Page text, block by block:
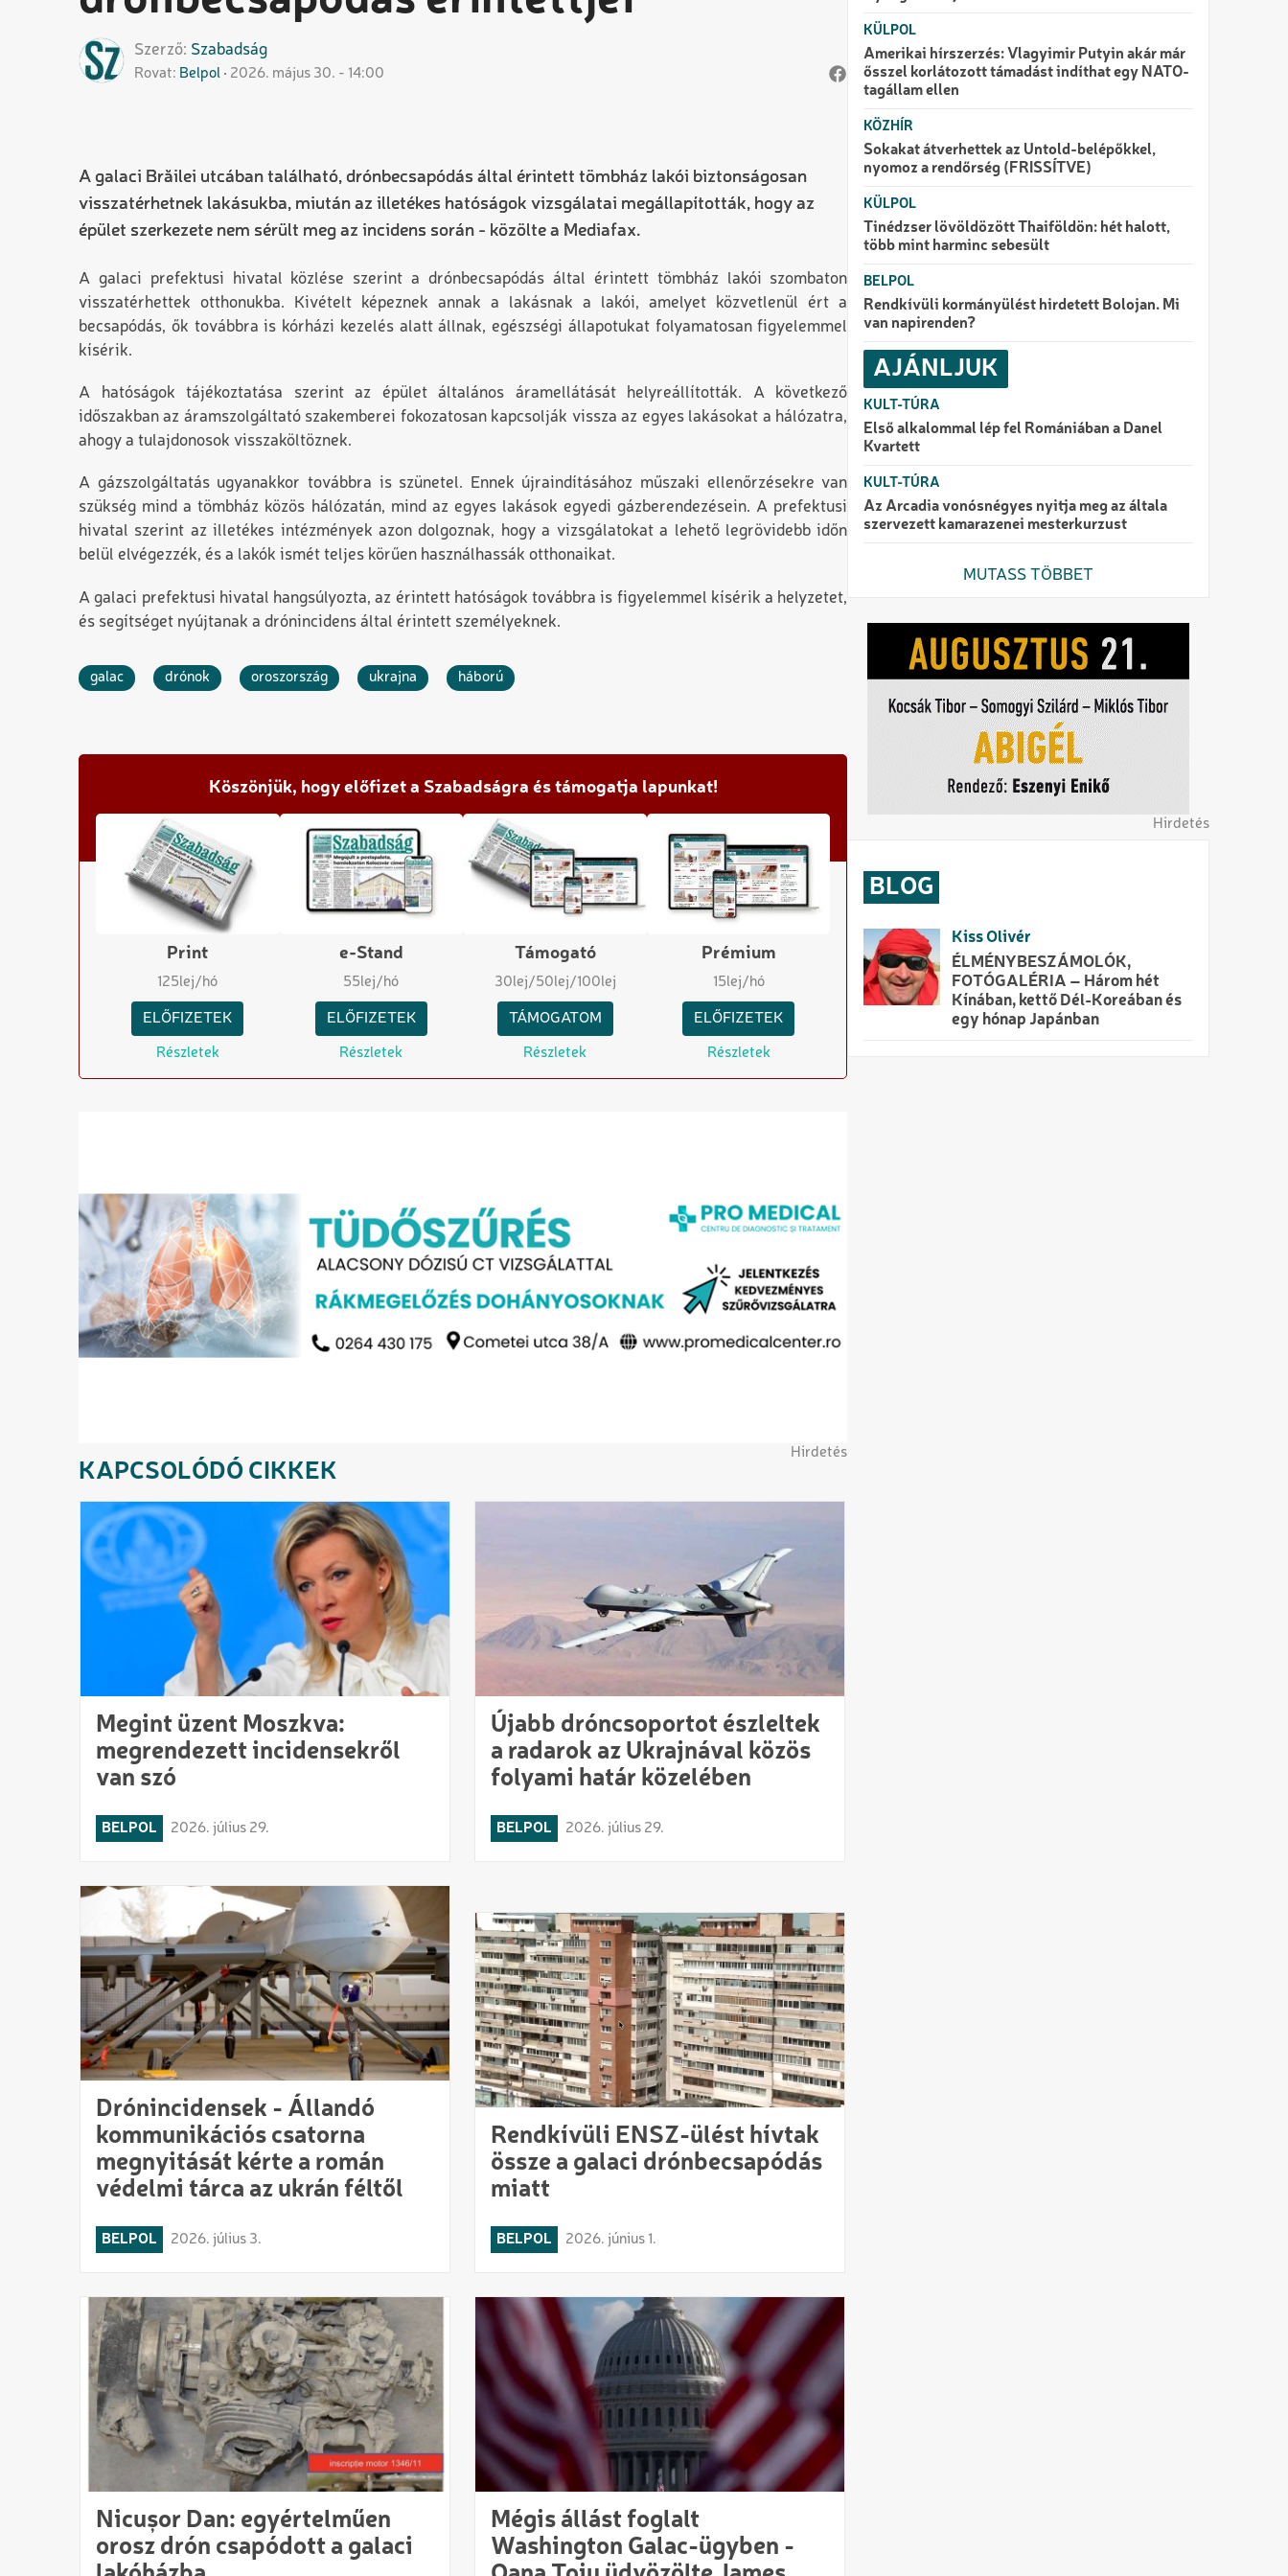
Szerző Szabadság
Rovat Belpol 2026. május 30. - 14:00
A galaci Brăilei utcában található, drónbecsapódás által érintett tömbház lakói biztonságosan
visszatérhetnek lakásukba, miután az illetékes hatóságok vizsgálatai megállapították, hogy az
épület szerkezete nem sérült meg az incidens során - közölte a Mediafax.
A galaci prefektusi hivatal közlése szerint a drónbecsapódás által érintett tömbház lakói szombaton
visszatérhettek otthonukba. Kivételt képeznek annak a lakásnak a lakói, amelyet közvetlenül ért a
becsapódás, ők továbbra is kórházi kezelés alatt állnak, egészségi állapotukat folyamatosan figyelemmel
kísérik.
A hatóságok tájékoztatása szerint az épület általános áramellátását helyreállították. A következő
időszakban az áramszolgáltató szakemberei fokozatosan kapcsolják vissza az egyes lakásokat a hálózatra,
ahogy a tulajdonosok visszaköltöznek.
A gázszolgáltatás ugyanakkor továbbra is szünetel. Ennek újraindításához műszaki ellenőrzésekre van
szükség mind a tömbház közös hálózatán, mind az egyes lakások egyedi gázberendezésein. A prefektusi
hivatal szerint az illetékes intézmények azon dolgoznak, hogy a vizsgálatokat a lehető legrövidebb időn
belül elvégezzék, és a lakók ismét teljes körűen használhassák otthonaikat.
A galaci prefektusi hivatal hangsúlyozta, az érintett hatóságok továbbra is figyelemmel kísérik a helyzetet,
és segítséget nyújtanak a drónincidens által érintett személyeknek.
galac drónok oroszország ukrajna háború
Köszönjük, hogy előfizet a Szabadságra és támogatja lapunkat!
Print
125lej/hó
ELŐFIZETEK
Részletek
e-Stand
55lej/hó
ELŐFIZETEK
Részletek
Támogató
30lej/50lej/100lej
TÁMOGATOM
Részletek
Prémium
15lej/hó
ELŐFIZETEK
Részletek
Hirdetés
KAPCSOLÓDÓ CIKKEK
Megint üzent Moszkva:
megrendezett incidensekről
van szó
BELPOL 2026. július 29.
Újabb dróncsoportot észleltek
a radarok az Ukrajnával közös
folyami határ közelében
BELPOL 2026. július 29.
Drónincidensek - Állandó
kommunikációs csatorna
megnyitását kérte a román
védelmi tárca az ukrán féltől
BELPOL 2026. július 3.
Rendkívüli ENSZ-ülést hívtak
össze a galaci drónbecsapódás
miatt
BELPOL 2026. június 1.
Nicușor Dan: egyértelműen
orosz drón csapódott a galaci
Mégis állást foglalt
Washington Galac-ügyben -
KÜLPOL
Amerikai hírszerzés: Vlagyimir Putyin akár már
ősszel korlátozott támadást indíthat egy NATO-
tagállam ellen
KÖZHÍR
Sokakat átverhettek az Untold-belépőkkel,
nyomoz a rendőrség (FRISSÍTVE)
KÜLPOL
Tinédzser lövöldözött Thaiföldön: hét halott,
több mint harminc sebesült
BELPOL
Rendkívüli kormányülést hirdetett Bolojan. Mi
van napirenden?
AJÁNLJUK
KULT-TÚRA
Első alkalommal lép fel Romániában a Danel
Kvartett
KULT-TÚRA
Az Arcadia vonósnégyes nyitja meg az általa
szervezett kamarazenei mesterkurzust
MUTASS TÖBBET
Hirdetés
BLOG
Kiss Olivér
ÉLMÉNYBESZÁMOLÓK,
FOTÓGALÉRIA – Három hét
Kínában, kettő Dél-Koreában és
egy hónap Japánban